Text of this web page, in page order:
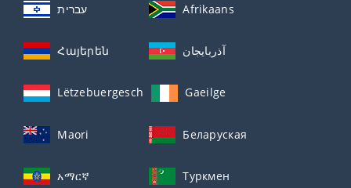
עברית Afrikaans
Հայերեն آذربايجان
Lëtzebuergesch Gaeilge
Maori Беларуская
አማርኛ Туркмен